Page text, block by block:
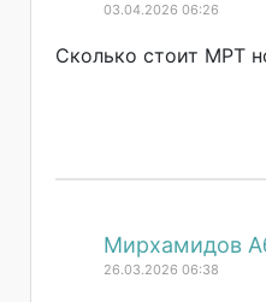
03.04.2026 06:26
Сколько стоит МРТ
Мирхамидов
26.03.2026 06:38